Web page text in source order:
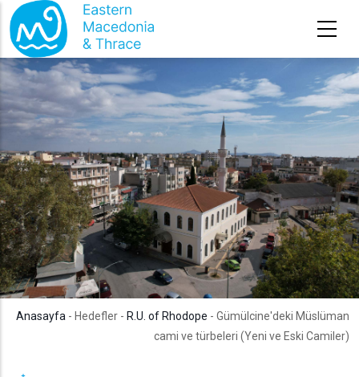
Ana içeriğe atla
Anasayfa - Hedefler - R.U. of Rhodope - Gümülcine'deki Müslüman
cami ve türbeleri (Yeni ve Eski Camiler)